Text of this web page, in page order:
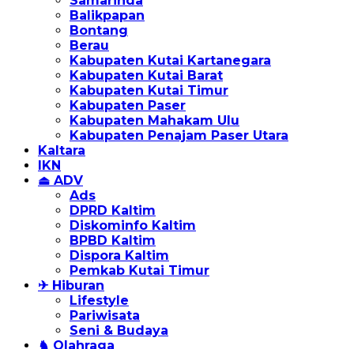
Balikpapan
Bontang
Berau
Kabupaten Kutai Kartanegara
Kabupaten Kutai Barat
Kabupaten Kutai Timur
Kabupaten Paser
Kabupaten Mahakam Ulu
Kabupaten Penajam Paser Utara
Kaltara
IKN
⏏ ADV
Ads
DPRD Kaltim
Diskominfo Kaltim
BPBD Kaltim
Dispora Kaltim
Pemkab Kutai Timur
✈ Hiburan
Lifestyle
Pariwisata
Seni & Budaya
♞ Olahraga